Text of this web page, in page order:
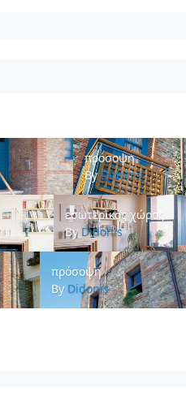
πρόσοψη
πρόσοψη
ByDidonis
εσωτερικός χώρος
εσωτερικός χώρος
ByDidonis
πρόσοψη
πρόσοψη
By Didonis